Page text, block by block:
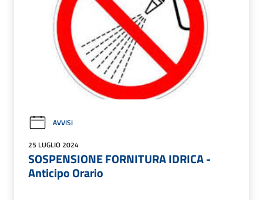
AVVISI
25 LUGLIO 2024
SOSPENSIONE FORNITURA IDRICA -
Anticipo Orario